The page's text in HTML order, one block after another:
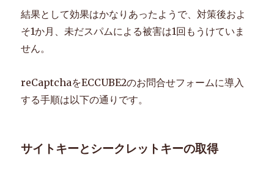
結果として効果はかなりあったようで、対策後およ
そ1か月、未だスパムによる被害は1回もうけていま
せん。
reCaptchaをECCUBE2のお問合せフォームに導入
する手順は以下の通りです。
サイトキーとシークレットキーの取得